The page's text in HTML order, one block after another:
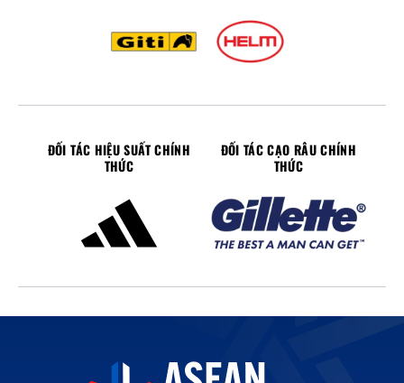
ĐỐI TÁC HIỆU SUẤT CHÍNH
THỨC
ĐỐI TÁC CẠO RÂU CHÍNH
THỨC